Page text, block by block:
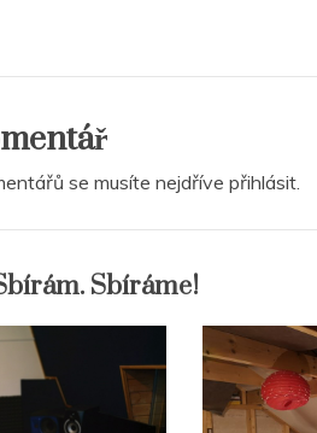
se musíte nejdříve přihlásit
Sbíráme!